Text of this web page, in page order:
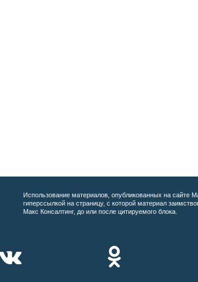
Использование материалов, опубликованных на сайте
гиперссылкой на страницу, с которой материал
Макс Консалтинг, до или после цитируемого блока.